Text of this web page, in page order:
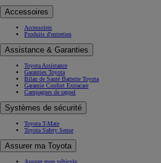
Accessoires
Accessoires
Produits d'entretien
Assistance & Garanties
Toyota Assistance
Garanties Toyota
Bilan de Santé Batterie Toyota
Garantie Confort Extracare
Campagnes de rappel
Systèmes de sécurité
Toyota T-Mate
Toyota Safety Sense
Assurer ma Toyota
Assurer mon véhicule